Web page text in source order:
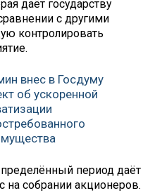
даёт государству
с другими
контролировать
внес в Госдуму
об ускоренной
период даёт
на собрании акционеров.